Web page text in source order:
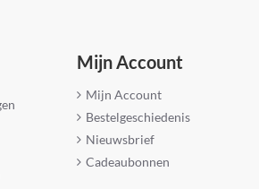
Mijn Account
Mijn Account
Bestelgeschiedenis
Nieuwsbrief
Cadeaubonnen